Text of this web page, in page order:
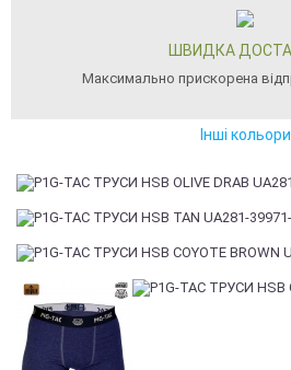
ШВИДКА
Максимально прискорена
Інші кольори